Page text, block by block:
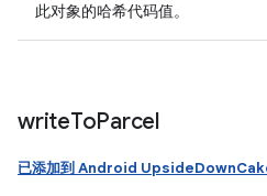
此对象的哈希代码值。
writeToParcel
已添加到 Android